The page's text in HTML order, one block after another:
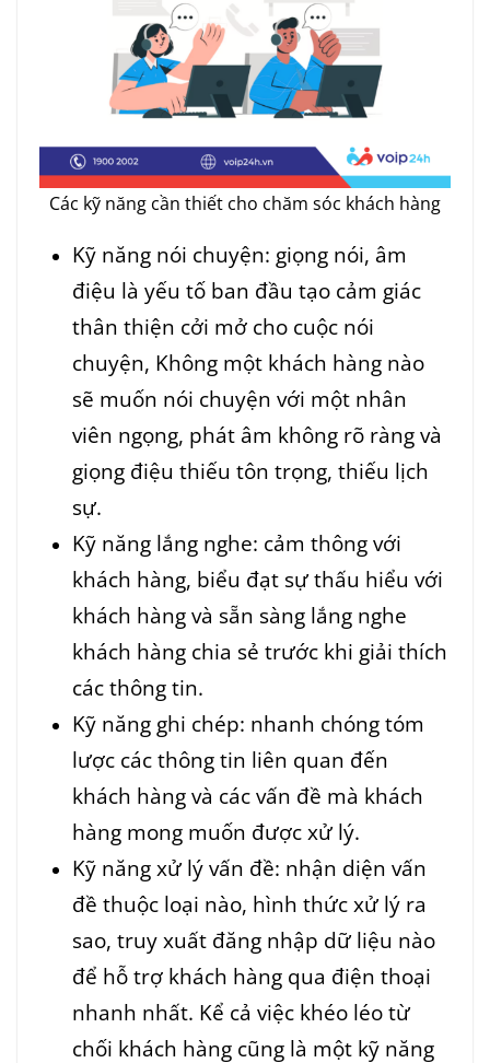
Các kỹ năng cần thiết cho chăm sóc khách hàng
Kỹ năng nói chuyện: giọng nói, âm
điệu là yếu tố ban đầu tạo cảm giác
thân thiện cởi mở cho cuộc nói
chuyện, Không một khách hàng nào
sẽ muốn nói chuyện với một nhân
viên ngọng, phát âm không rõ ràng và
giọng điệu thiếu tôn trọng, thiếu lịch
sự.
Kỹ năng lắng nghe: cảm thông với
khách hàng, biểu đạt sự thấu hiểu với
khách hàng và sẵn sàng lắng nghe
khách hàng chia sẻ trước khi giải thích
các thông tin.
Kỹ năng ghi chép: nhanh chóng tóm
lược các thông tin liên quan đến
khách hàng và các vấn đề mà khách
hàng mong muốn được xử lý.
Kỹ năng xử lý vấn đề: nhận diện vấn
đề thuộc loại nào, hình thức xử lý ra
sao, truy xuất đăng nhập dữ liệu nào
để hỗ trợ khách hàng qua điện thoại
nhanh nhất. Kể cả việc khéo léo từ
chối khách hàng cũng là một kỹ năng